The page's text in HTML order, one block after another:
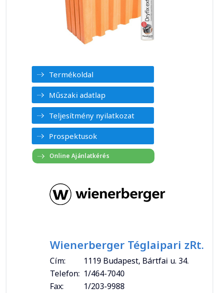
Termékoldal
Műszaki adatlap
Teljesítmény nyilatkozat
Prospektusok
Wienerberger Téglaipari zRt.
Cím:
1119 Budapest, Bártfai u. 34.
Telefon: 1/464-7040
Fax:
1/203-9988